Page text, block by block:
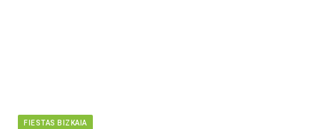
FIESTAS BIZKAIA